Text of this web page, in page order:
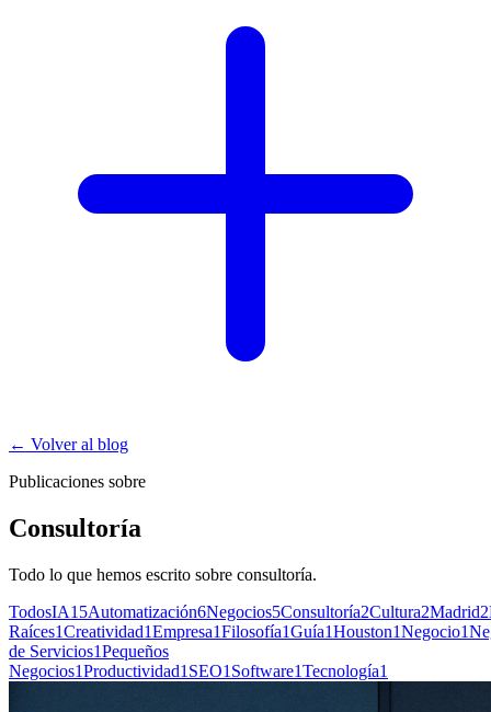
← Volver al blog
Publicaciones sobre
Consultoría
Todo lo que hemos escrito sobre consultoría.
TodosIA15Automatización6Negocios5Consultoría2Cultura2Madrid2
Raíces1Creatividad1Empresa1Filosofía1Guía1Houston1Negocio1
de Servicios1Pequeños
Negocios1Productividad1 SEO1 Software1Tecnología1